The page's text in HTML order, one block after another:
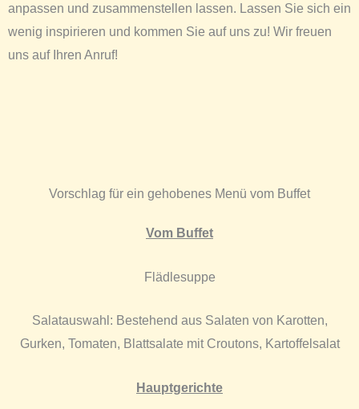
anpassen und zusammenstellen lassen. Lassen Sie sich ein
wenig inspirieren und kommen Sie auf uns zu! Wir freuen
uns auf Ihren Anruf!
Vorschlag für ein gehobenes Menü vom Buffet
Vom Buffet
Flädlesuppe
Salatauswahl: Bestehend aus Salaten von Karotten,
Gurken, Tomaten, Blattsalate mit Croutons, Kartoffelsalat
Hauptgerichte